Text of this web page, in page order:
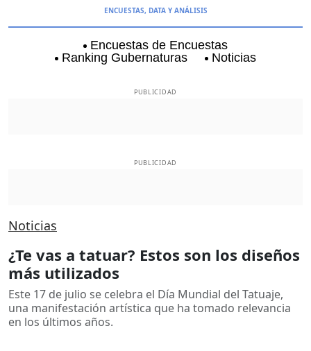
ENCUESTAS, DATA Y ANÁLISIS
Encuestas de Encuestas
Ranking Gubernaturas
Noticias
PUBLICIDAD
PUBLICIDAD
Noticias
¿Te vas a tatuar? Estos son los diseños
más utilizados
Este 17 de julio se celebra el Día Mundial del Tatuaje,
una manifestación artística que ha tomado relevancia
en los últimos años.